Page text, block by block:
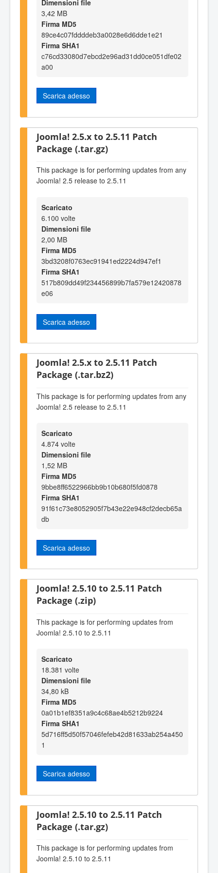
Dimensioni file
3,42 MB
Firma MD5
89ce4c07fddddeb3a0028e6d6dde1e21
Firma SHA1
c76cd33080d7ebcd2e96ad31dd0ce051dfe02
a00
Scarica adesso
Joomla! 2.5.x to 2.5.11 Patch
Package (.tar.gz)
This package is for performing updates from any
Joomla! 2.5 release to 2.5.11
Scaricato
6.100 volte
Dimensioni file
2,00 MB
Firma MD5
3bd3208f0763ec91941ed2224d947ef1
Firma SHA1
517b809dd49f234456899b7fa579e12420878
e06
Scarica adesso
Joomla! 2.5.x to 2.5.11 Patch
Package (.tar.bz2)
This package is for performing updates from any
Joomla! 2.5 release to 2.5.11
Scaricato
4.874 volte
Dimensioni file
1,52 MB
Firma MD5
9bbe8ff6522966bb9b10b680f5fd0878
Firma SHA1
91f61c73e8052905f7b43e22e948cf2decb65a
db
Scarica adesso
Joomla! 2.5.10 to 2.5.11 Patch
Package (.zip)
This package is for performing updates from
Joomla! 2.5.10 to 2.5.11
Scaricato
18.381 volte
Dimensioni file
34,80 kB
Firma MD5
0a01b1ef8351a9c4c68ae4b5212b9224
Firma SHA1
5d716ff5d50f57046fefeb42d81633ab254a450
1
Scarica adesso
Joomla! 2.5.10 to 2.5.11 Patch
Package (.tar.gz)
This package is for performing updates from
Joomla! 2.5.10 to 2.5.11